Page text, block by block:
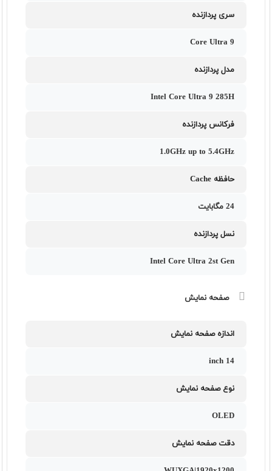
سری پردازنده
Core Ultra 9
مدل پردازنده
Intel Core Ultra 9 285H
فرکانس پردازنده
1.0GHz up to 5.4GHz
حافظه Cache
24 مگابایت
نسل پردازنده
Intel Core Ultra 2st Gen
صفحه نمایش
اندازه صفحه نمایش
14 inch
نوع صفحه نمایش
OLED
دقت صفحه نمایش